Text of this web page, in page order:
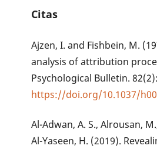
Citas
Ajzen, I. and Fishbein, M.
analysis of attribution
Psychological Bulletin.
https://doi.org/10.1037/
Al-Adwan, A. S., Alrousan,
Al-Yaseen, H. (2019).